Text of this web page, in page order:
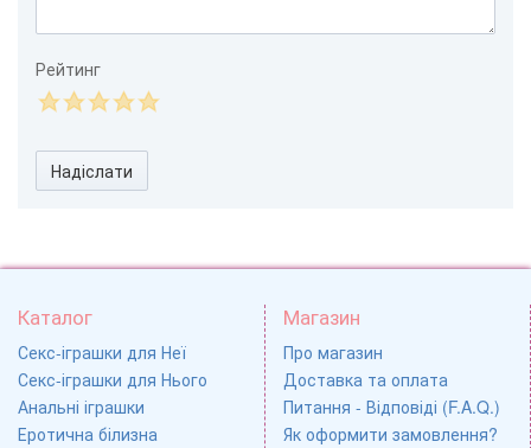
Рейтинг
Надіслати
Каталог
Секс-іграшки для Неї
Секс-іграшки для Нього
Анальні іграшки
Еротична білизна
Магазин
Про магазин
Доставка та оплата
Питання - Відповіді (F.A.Q.)
Як оформити замовлення?